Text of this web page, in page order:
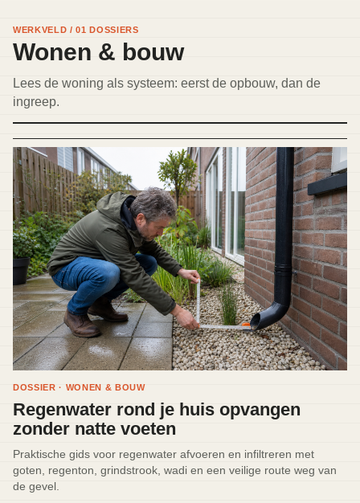
WERKVELD / 01 DOSSIERS
Wonen & bouw
Lees de woning als systeem: eerst de opbouw, dan de
ingreep.
DOSSIER · WONEN & BOUW
Regenwater rond je huis opvangen
zonder natte voeten
Praktische gids voor regenwater afvoeren en infiltreren met
goten, regenton, grindstrook, wadi en een veilige route weg van
de gevel.